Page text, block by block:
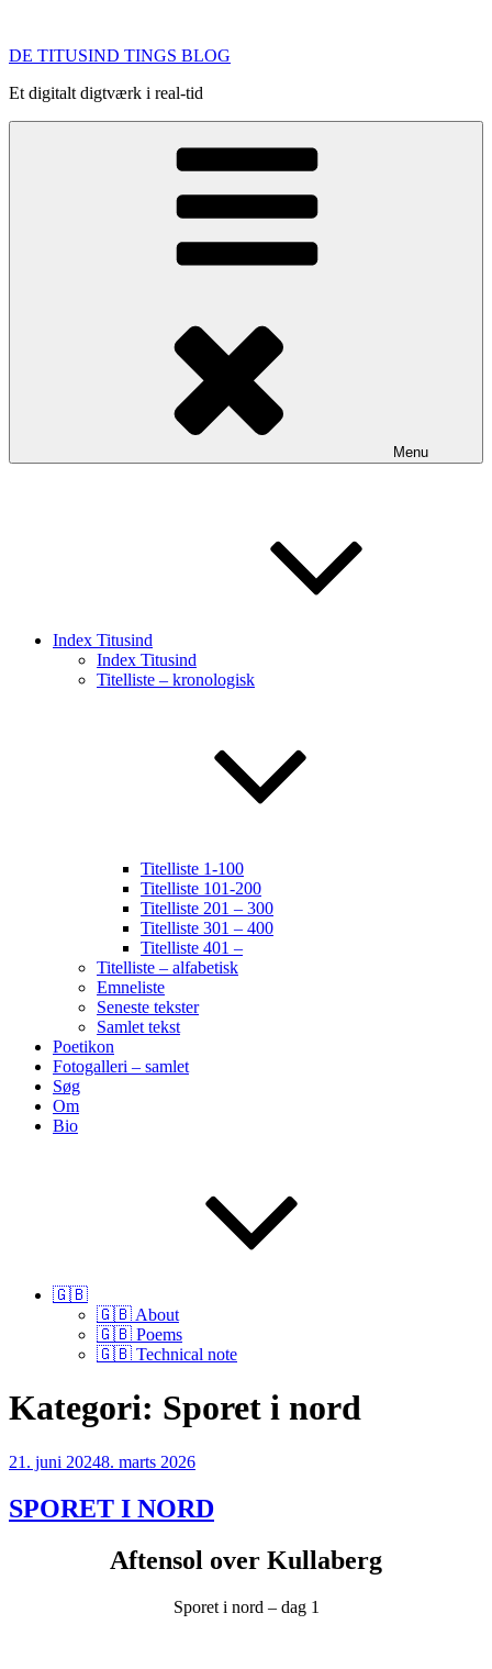
indhold
DE TITUSIND TINGS BLOG
Et digitalt digtværk i real-tid
Menu
Index Titusind
Index Titusind
Titelliste – kronologisk
Titelliste 1-100
Titelliste 101-200
Titelliste 201 – 300
Titelliste 301 – 400
Titelliste 401 –
Titelliste – alfabetisk
Emneliste
Seneste tekster
Samlet tekst
Poetikon
Fotogalleri – samlet
Søg
Om
Bio
🇬🇧
🇬🇧 About
🇬🇧 Poems
🇬🇧 Technical note
Kategori: Sporet i nord
Udgivet
21. juni 20248. marts 2026
SPORET I NORD
Aftensol over Kullaberg
Sporet i nord – dag 1